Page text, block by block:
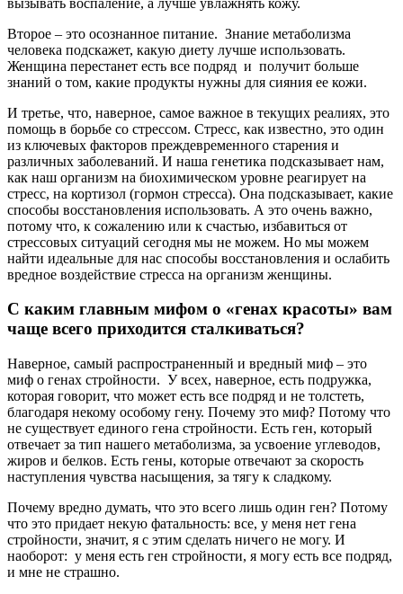
Второе – это осознанное питание. Знание метаболизма
человека подскажет, какую диету лучше использовать.
Женщина перестанет есть все подряд и получит больше
знаний о том, какие продукты нужны для сияния ее кожи.
И третье, что, наверное, самое важное в текущих реалиях, это
помощь в борьбе со стрессом. Стресс, как известно, это один
из ключевых факторов преждевременного старения и
различных заболеваний. И наша генетика подсказывает нам,
как наш организм на биохимическом уровне реагирует на
стресс, на кортизол (гормон стресса). Она подсказывает, какие
способы восстановления использовать. А это очень важно,
потому что, к сожалению или к счастью, избавиться от
стрессовых ситуаций сегодня мы не можем. Но мы можем
найти идеальные для нас способы восстановления и ослабить
вредное воздействие стресса на организм женщины.
С каким главным мифом о «генах красоты» вам
чаще всего приходится сталкиваться?
Наверное, самый распространенный и вредный миф – это
миф о генах стройности. У всех, наверное, есть подружка,
которая говорит, что может есть все подряд и не толстеть,
благодаря некому особому гену. Почему это миф? Потому что
не существует единого гена стройности. Есть ген, который
отвечает за тип нашего метаболизма, за усвоение углеводов,
жиров и белков. Есть гены, которые отвечают за скорость
наступления чувства насыщения, за тягу к сладкому.
Почему вредно думать, что это всего лишь один ген? Потому
что это придает некую фатальность: все, у меня нет гена
стройности, значит, я с этим сделать ничего не могу. И
наоборот: у меня есть ген стройности, я могу есть все подряд,
и мне не страшно.